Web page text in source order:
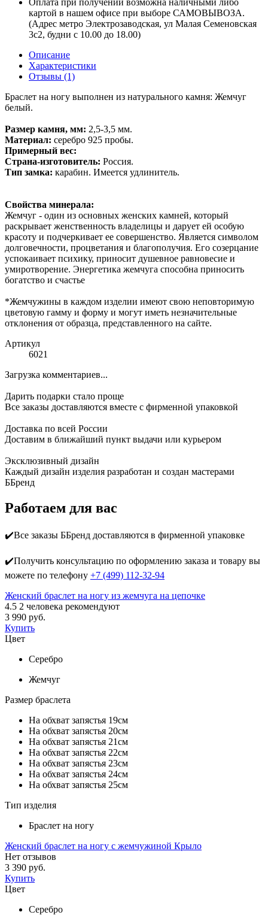
картой в нашем офисе при выборе САМОВЫВОЗА.
(Адрес метро Электрозаводская, ул Малая Семеновская
3с2, будни с 10.00 до 18.00)
Описание
Характеристики
Отзывы (1)
Браслет на ногу выполнен из натурального камня: Жемчуг
белый.
Размер камня, мм: 2,5-3,5 мм.
Материал: серебро 925 пробы.
Примерный вес:
Страна-изготовитель: Россия.
Тип замка: карабин. Имеется удлинитель.
Свойства минерала:
Жемчуг - один из основных женских камней, который
раскрывает женственность владелицы и дарует ей особую
красоту и подчеркивает ее совершенство. Является символом
долговечности, процветания и благополучия. Его созерцание
успокаивает психику, приносит душевное равновесие и
умиротворение. Энергетика жемчуга способна приносить
богатство и счастье
*Жемчужины в каждом изделии имеют свою неповторимую
цветовую гамму и форму и могут иметь незначительные
отклонения от образца, представленного на сайте.
Артикул
6021
Загрузка комментариев...
Дарить подарки стало проще
Все заказы доставляются вместе c фирменной упаковкой
Доставка по всей России
Доставим в ближайший пункт выдачи или курьером
Эксклюзивный дизайн
Каждый дизайн изделия разработан и создан мастерами
ББренд
Работаем для вас
✔️Все заказы ББренд доставляются в фирменной упаковке
✔️Получить консультацию по оформлению заказа и товару вы
можете по телефону +7 (499) 112-32-94
Женский браслет на ногу из жемчуга на цепочке
4.5 2 человека рекомендуют
3 990 руб.
Купить
Цвет
Серебро
Жемчуг
Размер браслета
На обхват запястья 19см
На обхват запястья 20см
На обхват запястья 21см
На обхват запястья 22см
На обхват запястья 23см
На обхват запястья 24см
На обхват запястья 25см
Тип изделия
Браслет на ногу
Женский браслет на ногу с жемчужиной Крыло
Нет отзывов
3 390 руб.
Купить
Цвет
Серебро